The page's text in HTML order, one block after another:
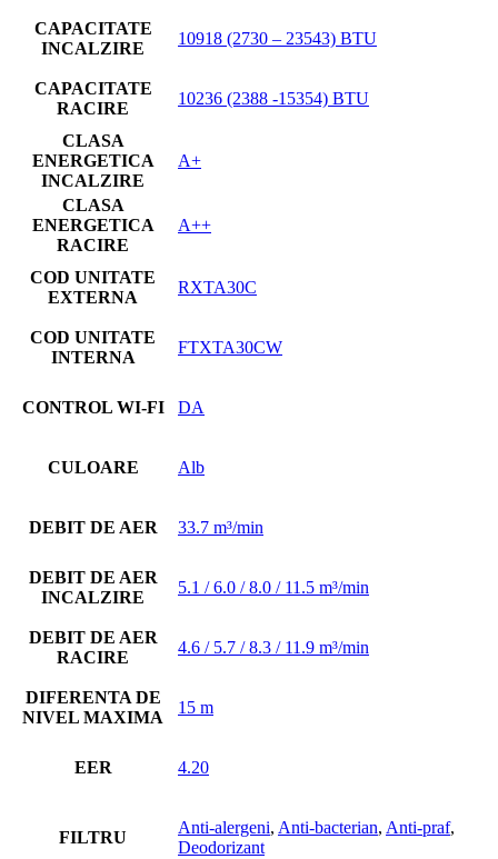
CAPACITATE
INCALZIRE
10918 (2730 – 23543) BTU
CAPACITATE
RACIRE
10236 (2388 -15354) BTU
CLASA
ENERGETICA
INCALZIRE
A+
CLASA
ENERGETICA
RACIRE
A++
COD UNITATE
EXTERNA
RXTA30C
COD UNITATE
INTERNA
FTXTA30CW
CONTROL WI-FI DA
CULOARE Alb
DEBIT DE AER 33.7 m³/min
DEBIT DE AER
INCALZIRE
5.1 / 6.0 / 8.0 / 11.5 m³/min
DEBIT DE AER
RACIRE
4.6 / 5.7 / 8.3 / 11.9 m³/min
DIFERENTA DE
NIVEL MAXIMA
15 m
EER 4.20
FILTRU
Anti-alergeni, Anti-bacterian, Anti-praf,
Deodorizant